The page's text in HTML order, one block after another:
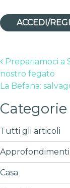
ACCEDI/
Post
Prepariamoci a
nostro fegato
La Befana:
Categorie
Tutti gli articoli
Approfondimenti
Casa